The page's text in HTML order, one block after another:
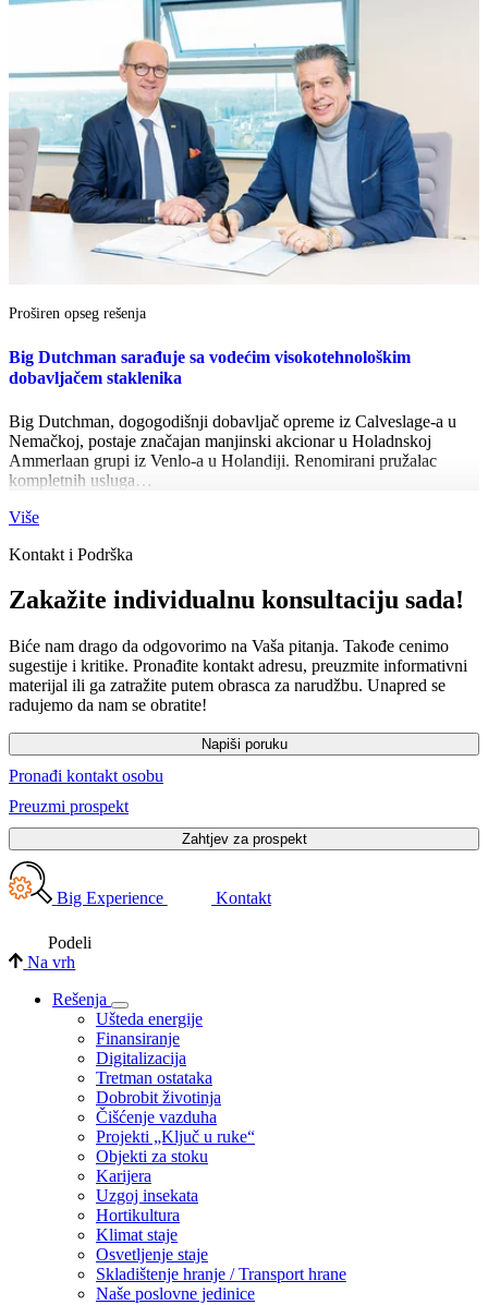
Proširen opseg rešenja
Big Dutchman sarađuje sa vodećim visokotehnološkim
dobavljačem staklenika
Big Dutchman, dogogodišnji dobavljač opreme iz Calveslage-a u
Nemačkoj, postaje značajan manjinski akcionar u Holadnskoj
Ammerlaan grupi iz Venlo-a u Holandiji. Renomirani pružalac
kompletnih usluga…
Više
Kontakt i Podrška
Zakažite individualnu konsultaciju sada!
Biće nam drago da odgovorimo na Vaša pitanja. Takođe cenimo
sugestije i kritike. Pronađite kontakt adresu, preuzmite informativni
materijal ili ga zatražite putem obrasca za narudžbu. Unapred se
radujemo da nam se obratite!
Napiši poruku
Pronađi kontakt osobu
Preuzmi prospekt
Zahtjev za prospekt
Big Experience Kontakt
Podeli
Na vrh
Rešenja
Ušteda energije
Finansiranje
Digitalizacija
Tretman ostataka
Dobrobit životinja
Čišćenje vazduha
Projekti „Ključ u ruke“
Objekti za stoku
Karijera
Uzgoj insekata
Hortikultura
Klimat staje
Osvetljenje staje
Skladištenje hranje / Transport hrane
Naše poslovne jedinice